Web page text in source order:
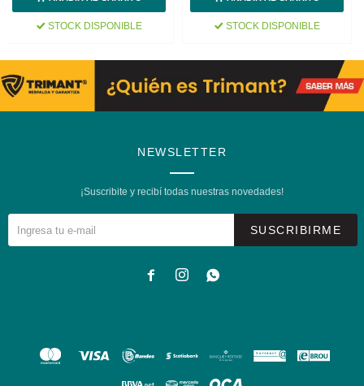
STOCK DISPONIBLE STOCK DISPONIBLE
NEWSLETTER
¡Suscribite y recibí todas nuestras novedades!
SUSCRIBIRME
  